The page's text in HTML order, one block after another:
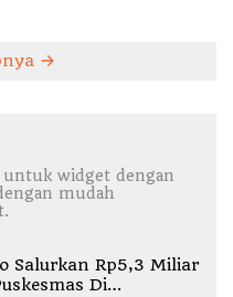
untuk widget dengan
mudah
Salurkan Rp5,3 Miliar
Di